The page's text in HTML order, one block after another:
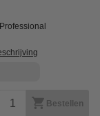
Professional
Bestellen